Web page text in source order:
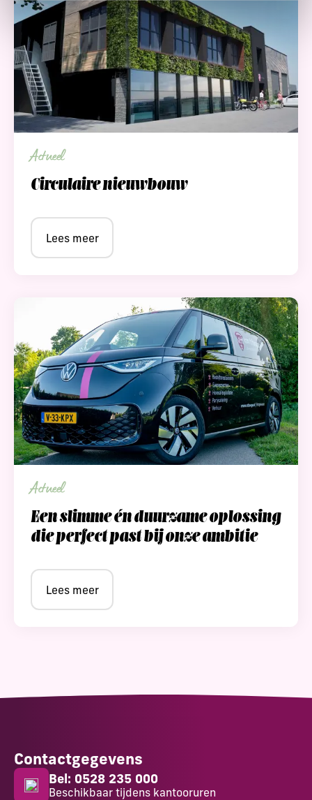
Actueel
Circulaire nieuwbouw
Lees meer
Actueel
Een slimme én duurzame oplossing
die perfect past bij onze ambitie
Lees meer
Contactgegevens
Bel: 0528 235 000
Beschikbaar tijdens kantooruren